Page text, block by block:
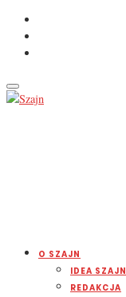
O SZAJN
IDEA SZAJN
REDAKCJA